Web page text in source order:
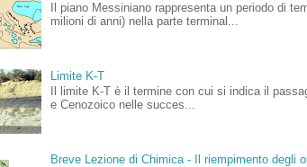
Il piano Messiniano rappresenta un periodo di
milioni di anni) nella parte terminal...
Limite K-T
Il limite K-T è il termine con cui si indica il
e Cenozoico nelle succes...
Breve Lezione di Chimica - Il riempimento degli